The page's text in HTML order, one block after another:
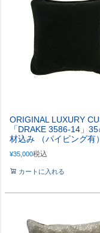
ORIGINAL LUXURY
「DRAKE 3586-14」
材込み （パイピング有）
¥35,000税込
カートに入れる